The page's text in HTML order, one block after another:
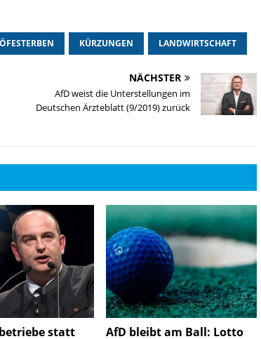
KÜRZUNGEN LANDWIRTSCHAFT
NÄCHSTER
AfD weist die Unterstellungen im
Deutschen Ärzteblatt (9/2019) zurück
statt
AfD bleibt am Ball: Lotto